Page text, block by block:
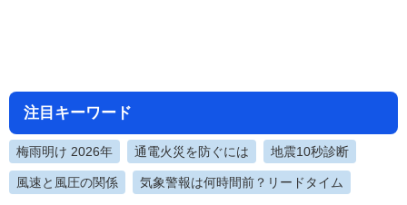
注目キーワード
梅雨明け 2026年 通電火災を防ぐには 地震10秒診断
風速と風圧の関係 気象警報は何時間前？リードタイム